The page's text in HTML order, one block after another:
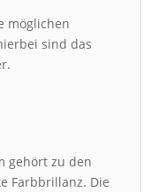
möglichen
sind das
gehört zu den
Farbbrillanz. Die